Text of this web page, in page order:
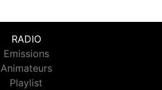
RADIO
Emissions
Animateurs
Playlist